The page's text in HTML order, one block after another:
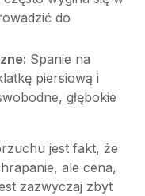
do
Spanie na
piersiową i
głębokie
jest fakt, że
ale cena,
zazwyczaj zbyt